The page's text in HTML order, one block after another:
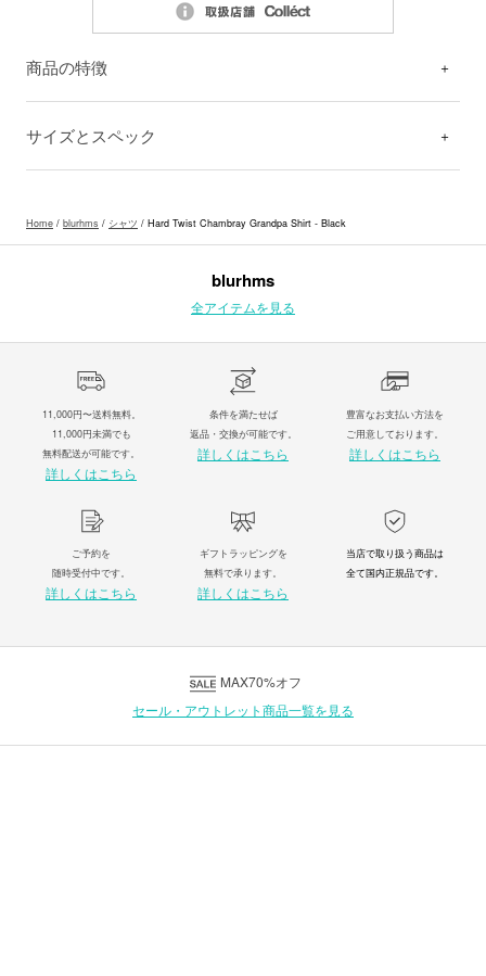
商品の特徴
サイズとスペック
Home / blurhms / シャツ / Hard Twist Chambray Grandpa Shirt - Black
blurhms
全アイテムを見る
11,000円〜送料無料。
11,000円未満でも
無料配送が可能です。
詳しくはこちら
条件を満たせば
返品・交換が可能です。
詳しくはこちら
豊富なお支払い方法を
ご用意しております。
詳しくはこちら
ご予約を
随時受付中です。
詳しくはこちら
ギフトラッピングを
無料で承ります。
詳しくはこちら
当店で取り扱う商品は
全て国内正規品です。
MAX70%オフ
セール・アウトレット商品一覧を見る